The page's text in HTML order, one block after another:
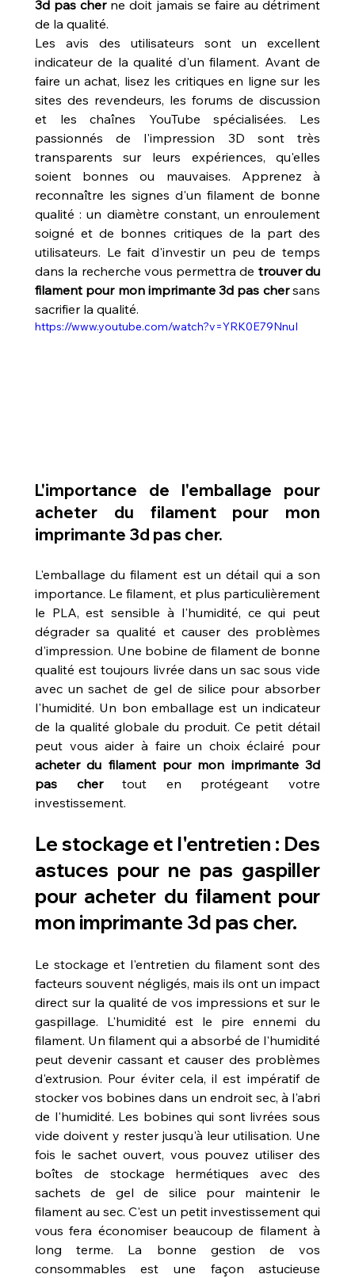
3d pas cher ne doit jamais se faire au détriment
de la qualité.
Les avis des utilisateurs sont un excellent
indicateur de la qualité d'un filament. Avant de
faire un achat, lisez les critiques en ligne sur les
sites des revendeurs, les forums de discussion
et les chaînes YouTube spécialisées. Les
passionnés de l'impression 3D sont très
transparents sur leurs expériences, qu'elles
soient bonnes ou mauvaises. Apprenez à
reconnaître les signes d'un filament de bonne
qualité : un diamètre constant, un enroulement
soigné et de bonnes critiques de la part des
utilisateurs. Le fait d'investir un peu de temps
dans la recherche vous permettra de trouver du
filament pour mon imprimante 3d pas cher sans
sacrifier la qualité.
https://www.youtube.com/watch?v=YRK0E79NnuI
L'importance de l'emballage pour
acheter du filament pour mon
imprimante 3d pas cher.
L'emballage du filament est un détail qui a son
importance. Le filament, et plus particulièrement
le PLA, est sensible à l'humidité, ce qui peut
dégrader sa qualité et causer des problèmes
d'impression. Une bobine de filament de bonne
qualité est toujours livrée dans un sac sous vide
avec un sachet de gel de silice pour absorber
l'humidité. Un bon emballage est un indicateur
de la qualité globale du produit. Ce petit détail
peut vous aider à faire un choix éclairé pour
acheter du filament pour mon imprimante 3d
pas cher tout en protégeant votre
investissement.
Le stockage et l'entretien : Des
astuces pour ne pas gaspiller
pour acheter du filament pour
mon imprimante 3d pas cher.
Le stockage et l'entretien du filament sont des
facteurs souvent négligés, mais ils ont un impact
direct sur la qualité de vos impressions et sur le
gaspillage. L'humidité est le pire ennemi du
filament. Un filament qui a absorbé de l'humidité
peut devenir cassant et causer des problèmes
d'extrusion. Pour éviter cela, il est impératif de
stocker vos bobines dans un endroit sec, à l'abri
de l'humidité. Les bobines qui sont livrées sous
vide doivent y rester jusqu'à leur utilisation. Une
fois le sachet ouvert, vous pouvez utiliser des
boîtes de stockage hermétiques avec des
sachets de gel de silice pour maintenir le
filament au sec. C'est un petit investissement qui
vous fera économiser beaucoup de filament à
long terme. La bonne gestion de vos
consommables est une façon astucieuse